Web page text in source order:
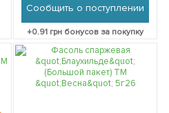
Сообщить о поступлении
+0.91грн бонусов за покупку